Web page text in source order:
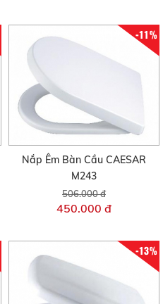
-11%
Nắp Êm Bàn Cầu CAESAR
M243
506.000 đ
450.000 đ
-13%